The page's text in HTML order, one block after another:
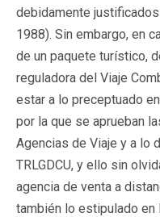
debidamente
1988). Sin embargo, en
de un paquete turístico,
reguladora del Viaje
estar a lo preceptuado
por la que se aprueban
Agencias de Viaje y a lo
TRLGDCU, y ello sin
agencia de venta a
también lo estipulado en